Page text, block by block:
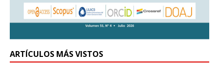
ARTÍCULOS MÁS VISTOS